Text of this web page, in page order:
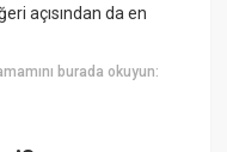
açısından da en
burada okuyun: